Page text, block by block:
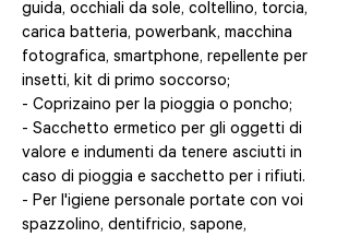
guida, occhiali da sole, coltellino, torcia,
carica batteria, powerbank, macchina
fotografica, smartphone, repellente per
insetti, kit di primo soccorso;
- Coprizaino per la pioggia o poncho;
- Sacchetto ermetico per gli oggetti di
valore e indumenti da tenere asciutti in
caso di pioggia e sacchetto per i rifiuti.
- Per l'igiene personale portate con voi
spazzolino, dentifricio, sapone,